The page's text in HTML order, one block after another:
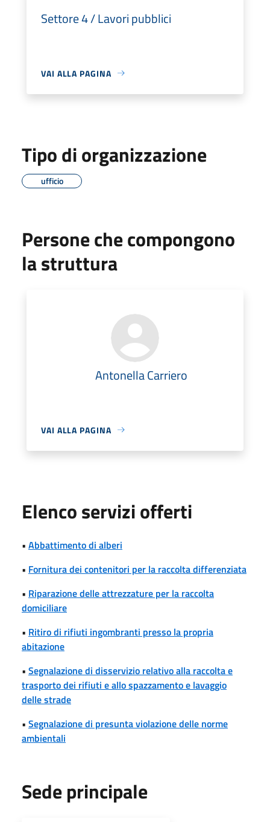
Settore 4 / Lavori pubblici
VAI ALLA PAGINA
Tipo di organizzazione
ufficio
Persone che compongono
la struttura
Antonella Carriero
VAI ALLA PAGINA
Elenco servizi offerti
• Abbattimento di alberi
• Fornitura dei contenitori per la raccolta differenziata
• Riparazione delle attrezzature per la raccolta
domiciliare
• Ritiro di rifiuti ingombranti presso la propria
abitazione
• Segnalazione di disservizio relativo alla raccolta e
trasporto dei rifiuti e allo spazzamento e lavaggio
delle strade
• Segnalazione di presunta violazione delle norme
ambientali
Sede principale